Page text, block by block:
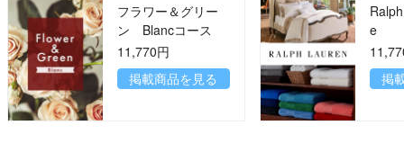
フラワー＆グリー
ン Blancコース
11,770円
掲載商品を見る
e
掲